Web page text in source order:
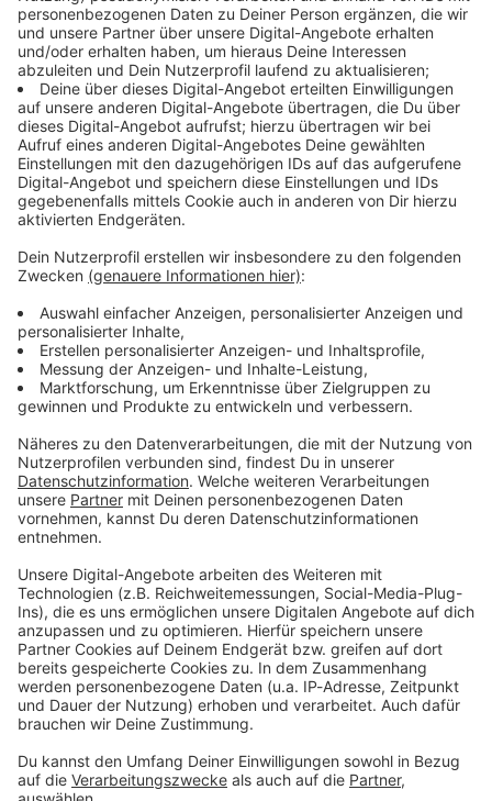
Immer auf dem Laufenden
bleiben!
Verpass' nichts mehr - mit unserem kostenlosen
ANTENNE BAYERN Newsletter. Ob Nachrichten,
Lifestyle oder unsere neuesten Aktionen - wir
informieren dich.
Zum Newsletter anmelden
Du möchtest uns etwas sagen?
Studio Hotline
Kontaktformular
Sprachnachricht
© dpa-infocom, dpa:260529-930-146639/1